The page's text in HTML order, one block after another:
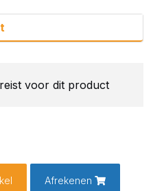
voor dit product
Afrekenen